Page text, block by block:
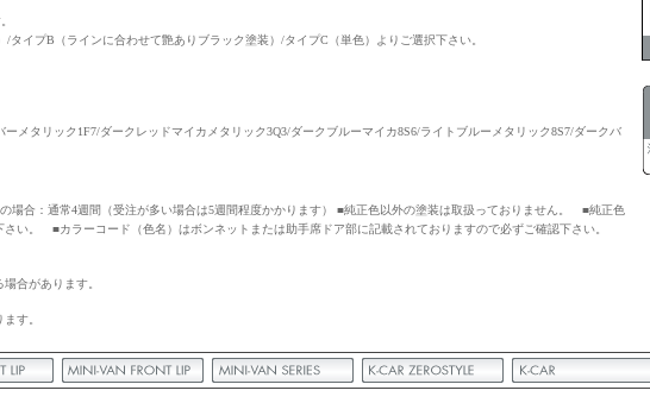
イプB（ラインに合わせて艶ありブラック塗装）/タイプC（単色）よりご選択下さい。
メタリック1F7/ダークレッドマイカメタリック3Q3/ダークブルーマイカ8S6/ライトブルーメタリック8S7/ダークバ
場合：通常4週間（受注が多い場合は5週間程度かかります） ■純正色以外の塗装は取扱っておりません。 ■純正色
い。 ■カラーコード（色名）はボンネットまたは助手席ドア部に記載されておりますので必ずご確認下さい。
合があります。
す。